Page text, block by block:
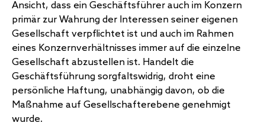
Ansicht, dass ein Geschäftsführer auch im Konzern
primär zur Wahrung der Interessen seiner eigenen
Gesellschaft verpflichtet ist und auch im Rahmen
eines Konzernverhältnisses immer auf die einzelne
Gesellschaft abzustellen ist. Handelt die
Geschäftsführung sorgfaltswidrig, droht eine
persönliche Haftung, unabhängig davon, ob die
Maßnahme auf Gesellschafterebene genehmigt
wurde.